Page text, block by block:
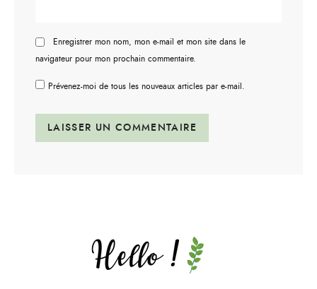
Enregistrer mon nom, mon e-mail et mon site dans le
navigateur pour mon prochain commentaire.
Prévenez-moi de tous les nouveaux articles par e-mail.